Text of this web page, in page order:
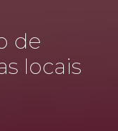
de
locais